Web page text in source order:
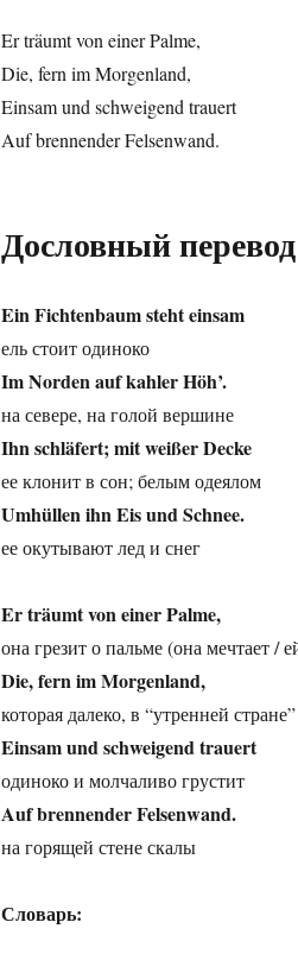
Er träumt von einer Palme,
Die, fern im Morgenland,
Einsam und schweigend trauert
Auf brennender Felsenwand.
Дословный перевод
Ein Fichtenbaum steht einsam
ель стоит одиноко
Im Norden auf kahler Höh’.
на севере, на голой вершине
Ihn schläfert; mit weißer Decke
ее клонит в сон; белым одеялом
Umhüllen ihn Eis und Schnee.
ее окутывают лед и снег
Er träumt von einer Palme,
она грезит о пальме (она мечтает /
Die, fern im Morgenland,
которая далеко, в “утренней
Einsam und schweigend trauert
одиноко и молчаливо грустит
Auf brennender Felsenwand.
на горящей стене скалы
Словарь: